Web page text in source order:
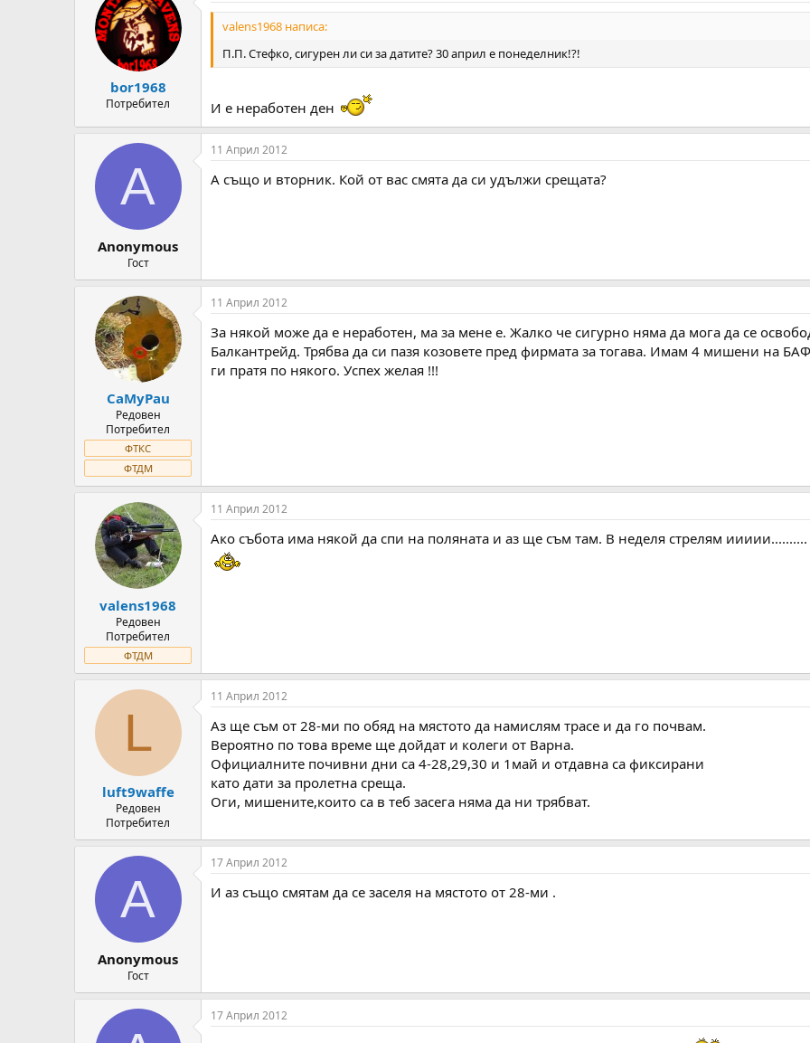
bor1968
Потребител
valens1968 написа:
П.П. Стефко, сигурен ли си за датите? 30 април е понеделник!?!
И е неработен ден
A
Anonymous
Гост
11 Април 2012
А също и вторник. Кой от вас смята да си удължи срещата?
CaMyPau
Редовен
Потребител
ФТКС
ФТДМ
11 Април 2012
За някой може да е неработен, ма за мене е. Жалко че сигурно няма да мога да се
Балкантрейд. Трябва да си пазя козовете пред фирмата за тогава. Имам 4 мишени на
ги пратя по някого. Успех желая !!!
valens1968
Редовен
Потребител
ФТДМ
11 Април 2012
Ако събота има някой да спи на поляната и аз ще съм там. В неделя стрелям
L
luft9waffe
Редовен
Потребител
11 Април 2012
Аз ще съм от 28-ми по обяд на мястото да намислям трасе и да го почвам.
Вероятно по това време ще дойдат и колеги от Варна.
Официалните почивни дни са 4-28,29,30 и 1май и отдавна са фиксирани
като дати за пролетна среща.
Оги, мишените,които са в теб засега няма да ни трябват.
A
Anonymous
Гост
17 Април 2012
И аз също смятам да се заселя на мястото от 28-ми .
17 Април 2012